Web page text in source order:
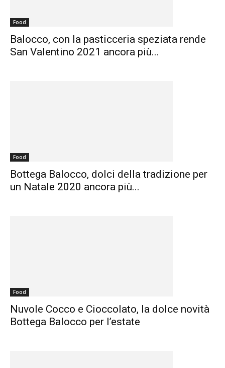
Food
Balocco, con la pasticceria speziata rende
San Valentino 2021 ancora più...
Food
Bottega Balocco, dolci della tradizione per
un Natale 2020 ancora più...
Food
Nuvole Cocco e Cioccolato, la dolce novità
Bottega Balocco per l’estate